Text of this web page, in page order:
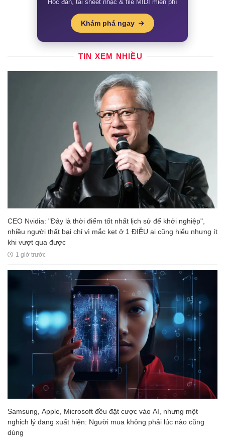
Học đàn, tải sheet nhạc & file MIDI miễn phí
Khám phá ngay
TIN XEM NHIỀU
CEO Nvidia: "Đây là thời điểm tốt nhất lịch sử để khởi nghiệp",
nhiều người thất bại chỉ vì mắc kẹt ở 1 ĐIỀU ai cũng hiểu nhưng ít
khi vượt qua được
1 giờ trước
Samsung, Apple, Microsoft đều đặt cược vào AI, nhưng một
nghịch lý đang xuất hiện: Người mua không phải lúc nào cũng
dùng